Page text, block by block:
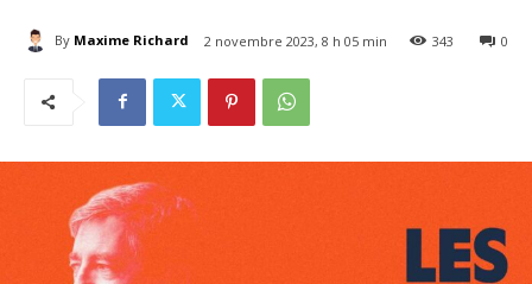
By Maxime Richard 2 novembre 2023, 8 h 05 min 0
343